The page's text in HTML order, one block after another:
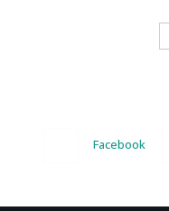
Facebook